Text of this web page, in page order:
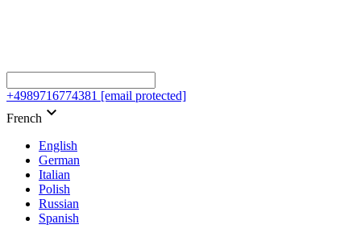
+4989716774381 [email protected]
French keyboard_arrow_down
English
German
Italian
Polish
Russian
Spanish